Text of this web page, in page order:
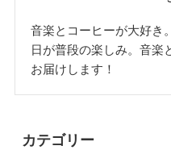
音楽とコーヒーが大好き
日が普段の楽しみ。音楽
お届けします！
カテゴリー